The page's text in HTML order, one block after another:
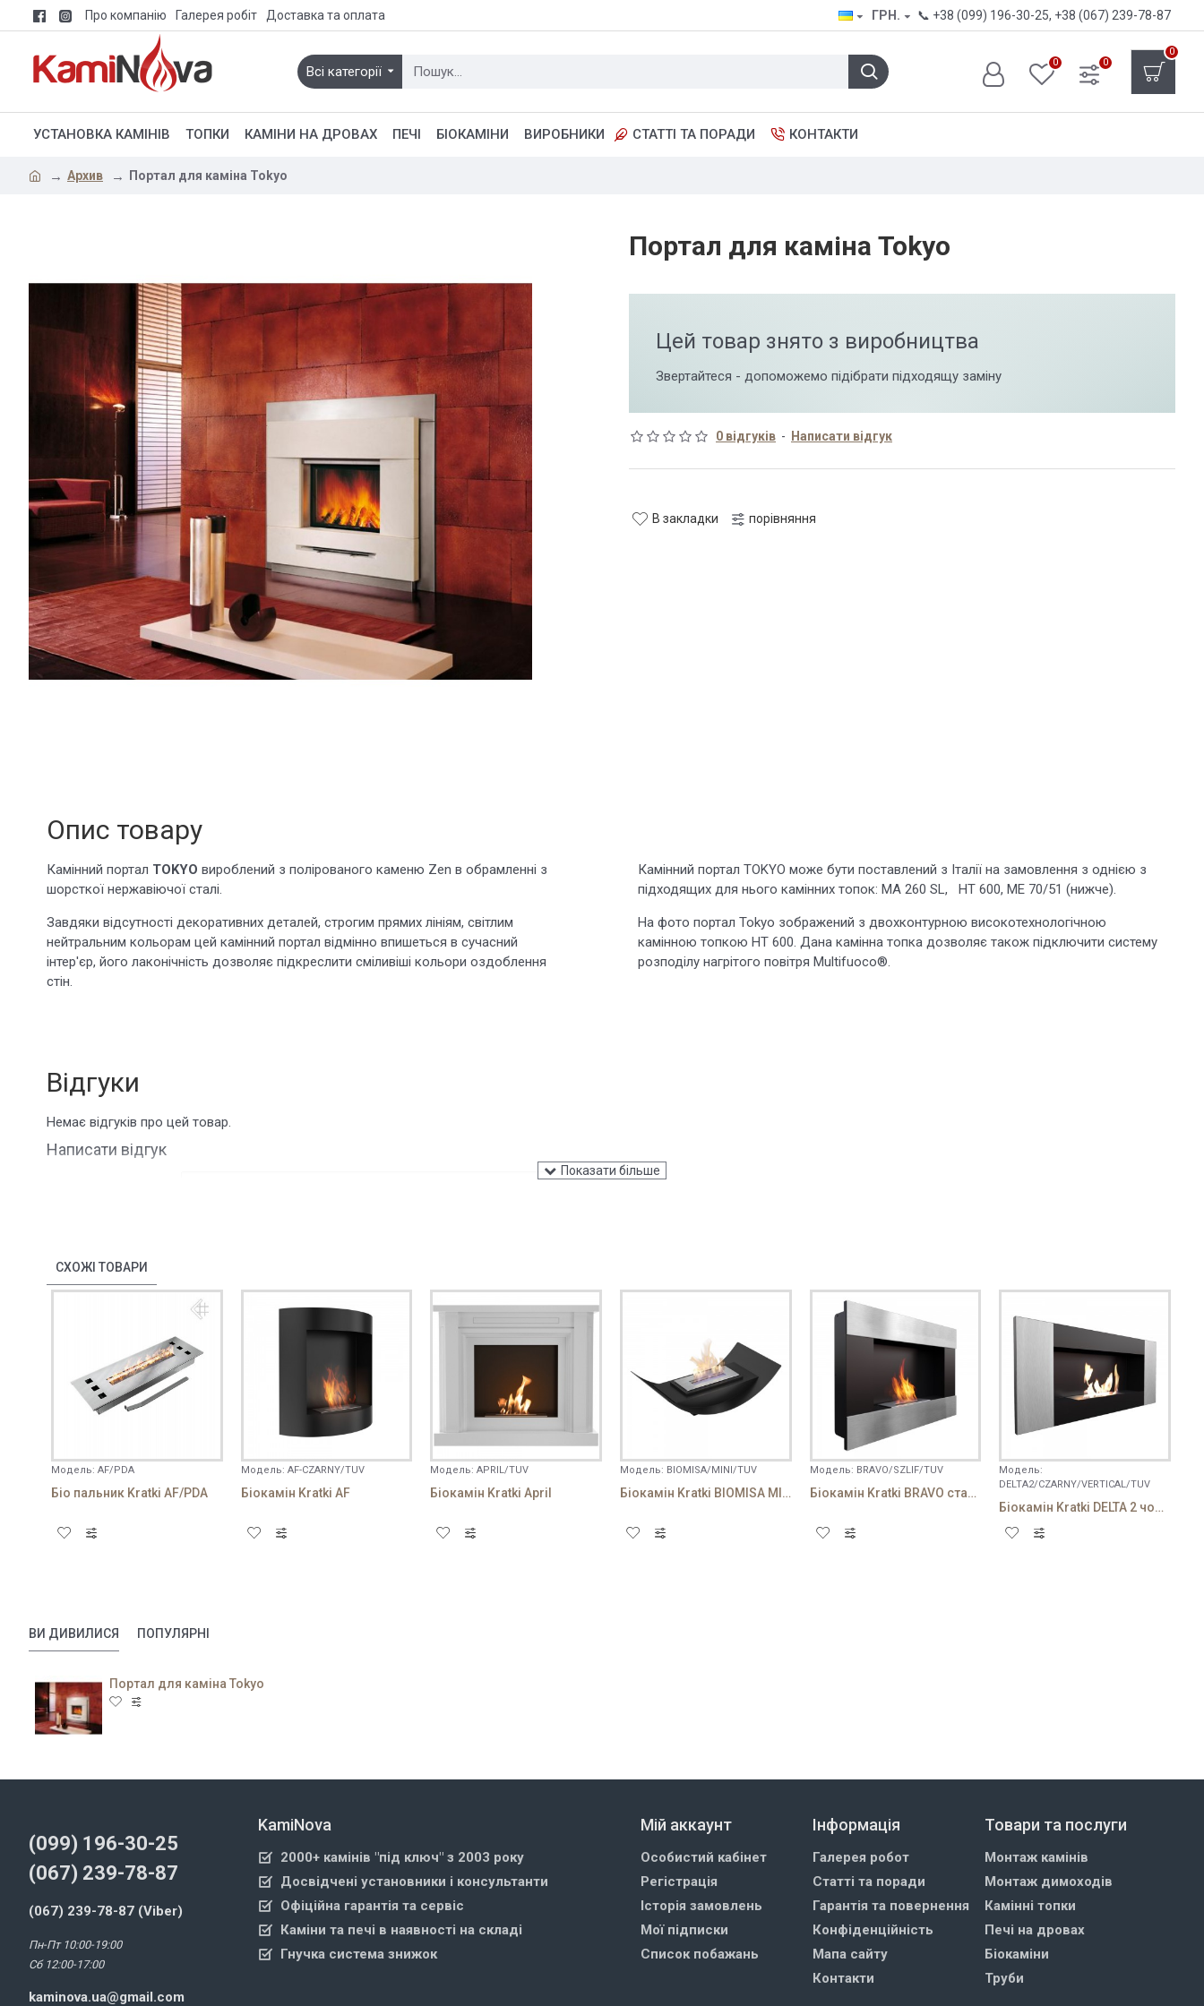
Про компанію Галерея робіт Доставка та оплата ГРН. 📞 +38 (099) 196-30-25, +38 (067) 239-78-87
Всі категорії
0 0
0
УСТАНОВКА КАМІНІВ ТОПКИ КАМІНИ НА ДРОВАХ ПЕЧІ БІОКАМІНИ ВИРОБНИКИ СТАТТІ ТА ПОРАДИ КОНТАКТИ
Архив Портал для каміна Tokyo
Портал для каміна Tokyo
Цей товар знято з виробництва
Звертайтеся - допоможемо підібрати підходящу заміну
0 відгуків - Написати відгук
В закладки порівняння
Опис товару
Камінний портал TOKYO вироблений з полірованого каменю Zen в обрамленні з
шорсткої нержавіючої сталі.
Завдяки відсутності декоративних деталей, строгим прямих лініям, світлим
нейтральним кольорам цей камінний портал відмінно впишеться в сучасний
інтер'єр, його лаконічність дозволяє підкреслити сміливіші кольори оздоблення
стін.
Камінний портал TOKYO може бути поставлений з Італії на замовлення з однією з
підходящих для нього камінних топок: MA 260 SL, HT 600, ME 70/51 (нижче).
На фото портал Tokyo зображений з двохконтурною високотехнологічною
камінною топкою HT 600. Дана камінна топка дозволяє також підключити систему
розподілу нагрітого повітря Multifuoco®.
Відгуки
Немає відгуків про цей товар.
Написати відгук
Примітка: HTML розмітка не підтримується! Використовуйте звичайний текст.
Погано
СХОЖІ ТОВАРИ
Модель: AF/PDA
Біо пальник Kratki AF/PDA
Модель: AF-CZARNY/TUV
Біокамін Kratki AF
Модель: APRIL/TUV
Біокамін Kratki April
Модель: BIOMISA/MINI/TUV
Біокамін Kratki BIOMISA MINI чорний
Модель: BRAVO/SZLIF/TUV
Біокамін Kratki BRAVO стальний
Модель:
DELTA2/CZARNY/VERTICAL/TUV
Біокамін Kratki DELTA 2 чорний VERTICAL
ВИ ДИВИЛИСЯ ПОПУЛЯРНІ
Портал для каміна Tokyo
(099) 196-30-25
(067) 239-78-87
(067) 239-78-87 (Viber)
Пн-Пт 10:00-19:00
Сб 12:00-17:00
kaminova.ua@gmail.com
KamiNova
2000+ камінів "під ключ" з 2003 року
Досвідчені установники і консультанти
Офіційна гарантія та сервіс
Каміни та печі в наявності на складі
Гнучка система знижок
Мій аккаунт
Особистий кабінет
Регістрація
Історія замовлень
Мої підписки
Список побажань
Інформація
Галерея робот
Статті та поради
Гарантія та повернення
Конфіденційність
Мапа сайту
Контакти
Товари та послуги
Монтаж камінів
Монтаж димоходів
Камінні топки
Печі на дровах
Біокаміни
Труби